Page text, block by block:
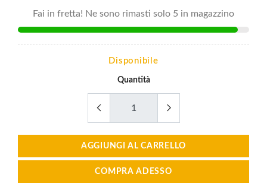
Fai in fretta! Ne sono rimasti solo 5 in magazzino
Disponibile
Quantità
AGGIUNGI AL CARRELLO
COMPRA ADESSO